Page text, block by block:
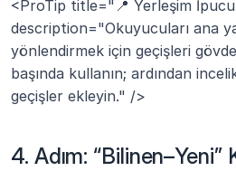
<ProTip title="📍 Yerleşim
description="Okuyucuları ana
yönlendirmek için geçişleri
başında kullanın; ardından
geçişler ekleyin." />
4. Adım: “Bilinen–Yeni”